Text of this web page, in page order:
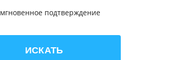
06 Bedroom
Pool
Water
мгновенное подтверждение
ИСКАТЬ